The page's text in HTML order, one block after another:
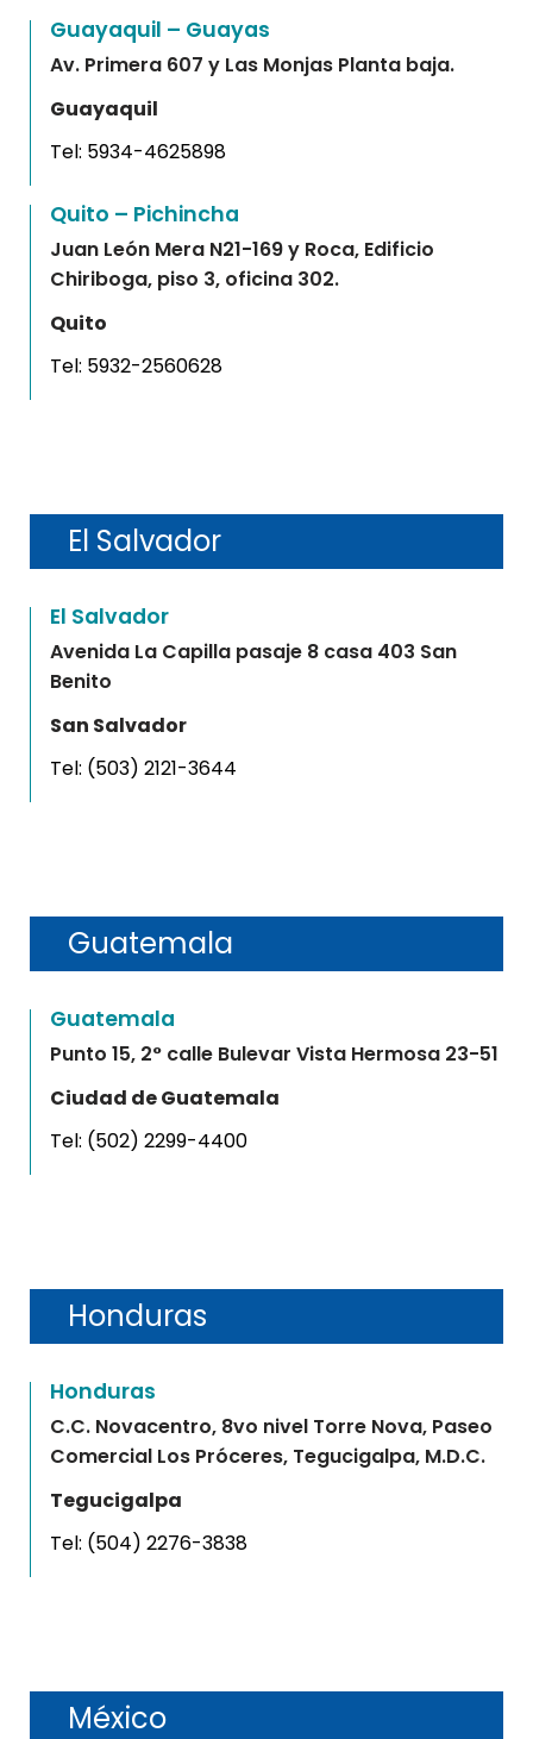
Guayaquil – Guayas
Av. Primera 607 y Las Monjas Planta baja.
Guayaquil
Tel: 5934-4625898
Quito – Pichincha
Juan León Mera N21-169 y Roca, Edificio
Chiriboga, piso 3, oficina 302.
Quito
Tel: 5932-2560628
El Salvador
El Salvador
Avenida La Capilla pasaje 8 casa 403 San
Benito
San Salvador
Tel: (503) 2121-3644
Guatemala
Guatemala
Punto 15, 2° calle Bulevar Vista Hermosa 23-51
Ciudad de Guatemala
Tel: (502) 2299-4400
Honduras
Honduras
C.C. Novacentro, 8vo nivel Torre Nova, Paseo
Comercial Los Próceres, Tegucigalpa, M.D.C.
Tegucigalpa
Tel: (504) 2276-3838
México